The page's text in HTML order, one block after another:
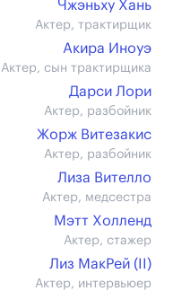
Чжэньху Хань
Актер, трактирщик
Акира Иноуэ
Актер, сын трактирщика
Дарси Лори
Актер, разбойник
Жорж Витезакис
Актер, разбойник
Лиза Вителло
Актер, медсестра
Мэтт Холленд
Актер, стажер
Лиз МакРей (II)
Актер, интервьюер